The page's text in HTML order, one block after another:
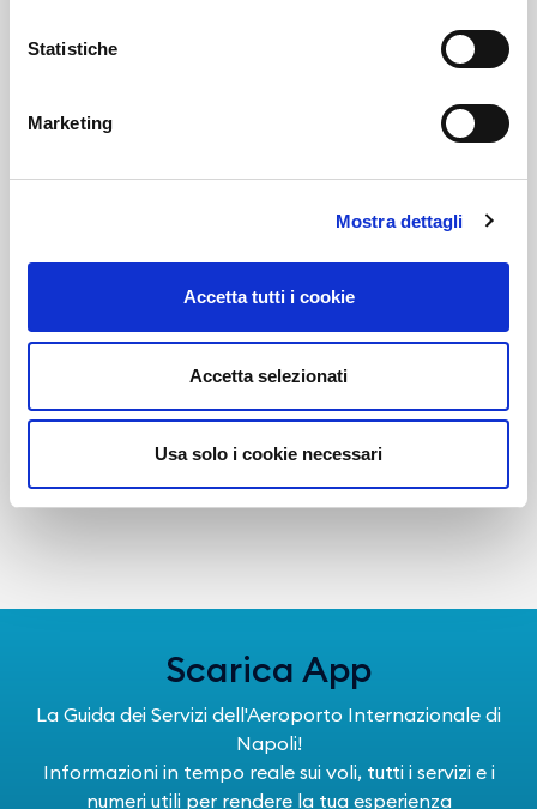
Statistiche
Marketing
Mostra dettagli
Accetta tutti i cookie
Accetta selezionati
Usa solo i cookie necessari
Bar e Ristoranti
Scarica App
La Guida dei Servizi dell'Aeroporto Internazionale di
Napoli!
Informazioni in tempo reale sui voli, tutti i servizi e i
numeri utili per rendere la tua esperienza